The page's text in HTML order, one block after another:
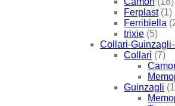
Ferplast (1)
Ferribiella
trixie (5)
Collari-
Collari (7)
Guinzagli